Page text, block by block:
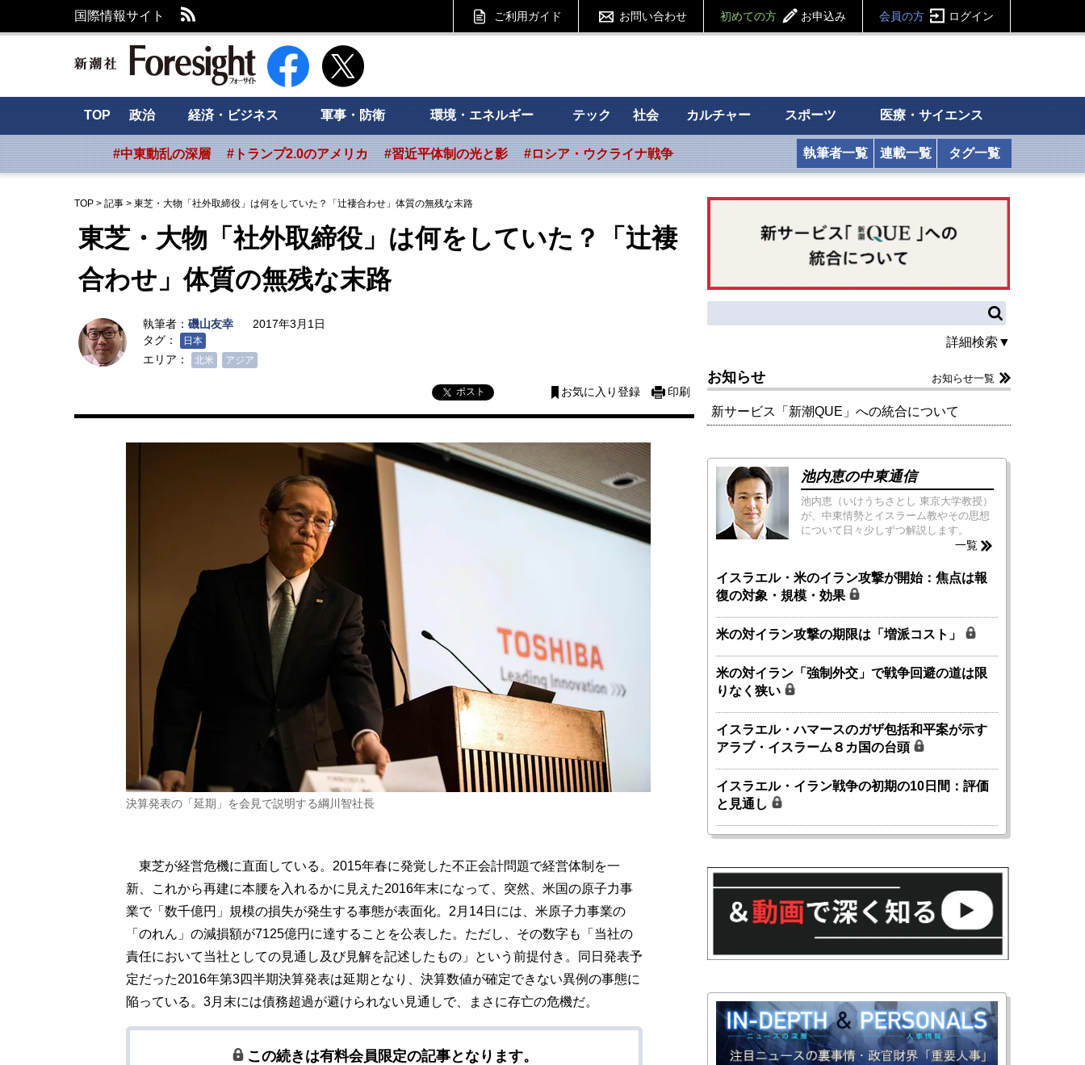
国際情報サイト ご利用ガイド お問い合わせ 初めての方 お申込み 会員の方 ログイン
新潮社 Foresight フォーサイト
TOP 政治 経済・ビジネス 軍事・防衛 環境・エネルギー テック 社会 カルチャー スポーツ 医療・サイエンス
#中東動乱の深層 #トランプ2.0のアメリカ #習近平体制の光と影 #ロシア・ウクライナ戦争 執筆者一覧 連載一覧 タグ一覧
TOP > 記事 > 東芝・大物「社外取締役」は何をしていた？「辻褄合わせ」体質の無残な末路
東芝・大物「社外取締役」は何をしていた？「辻褄
合わせ」体質の無残な末路
執筆者： 磯山友幸
2017年3月1日
タグ：
日本
エリア： 北米 アジア
ポスト お気に入り登録 印刷
決算発表の「延期」を会見で説明する綱川智社長
東芝が経営危機に直面している。2015年春に発覚した不正会計問題で経営体制を一
新、これから再建に本腰を入れるかに見えた2016年末になって、突然、米国の原子力事
業で「数千億円」規模の損失が発生する事態が表面化。2月14日には、米原子力事業の
「のれん」の減損額が7125億円に達することを公表した。ただし、その数字も「当社の
責任において当社としての見通し及び見解を記述したもの」という前提付き。同日発表予
定だった2016年第3四半期決算発表は延期となり、決算数値が確定できない異例の事態に
陥っている。3月末には債務超過が避けられない見通しで、まさに存亡の危機だ。
この続きは有料会員限定の記事となります。
詳細検索▼
お知らせ お知らせ一覧
新サービス「新潮QUE」への統合について
池内恵の中東通信
池内恵（いけうちさとし 東京大学教授）
が、中東情勢とイスラーム教やその思想
について日々少しずつ解説します。
一覧
イスラエル・米のイラン攻撃が開始：焦点は報
復の対象・規模・効果
米の対イラン攻撃の期限は「増派コスト」
米の対イラン「強制外交」で戦争回避の道は限
りなく狭い
イスラエル・ハマースのガザ包括和平案が示す
アラブ・イスラーム８カ国の台頭
イスラエル・イラン戦争の初期の10日間：評価
と見通し